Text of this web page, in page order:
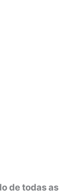
de todas as